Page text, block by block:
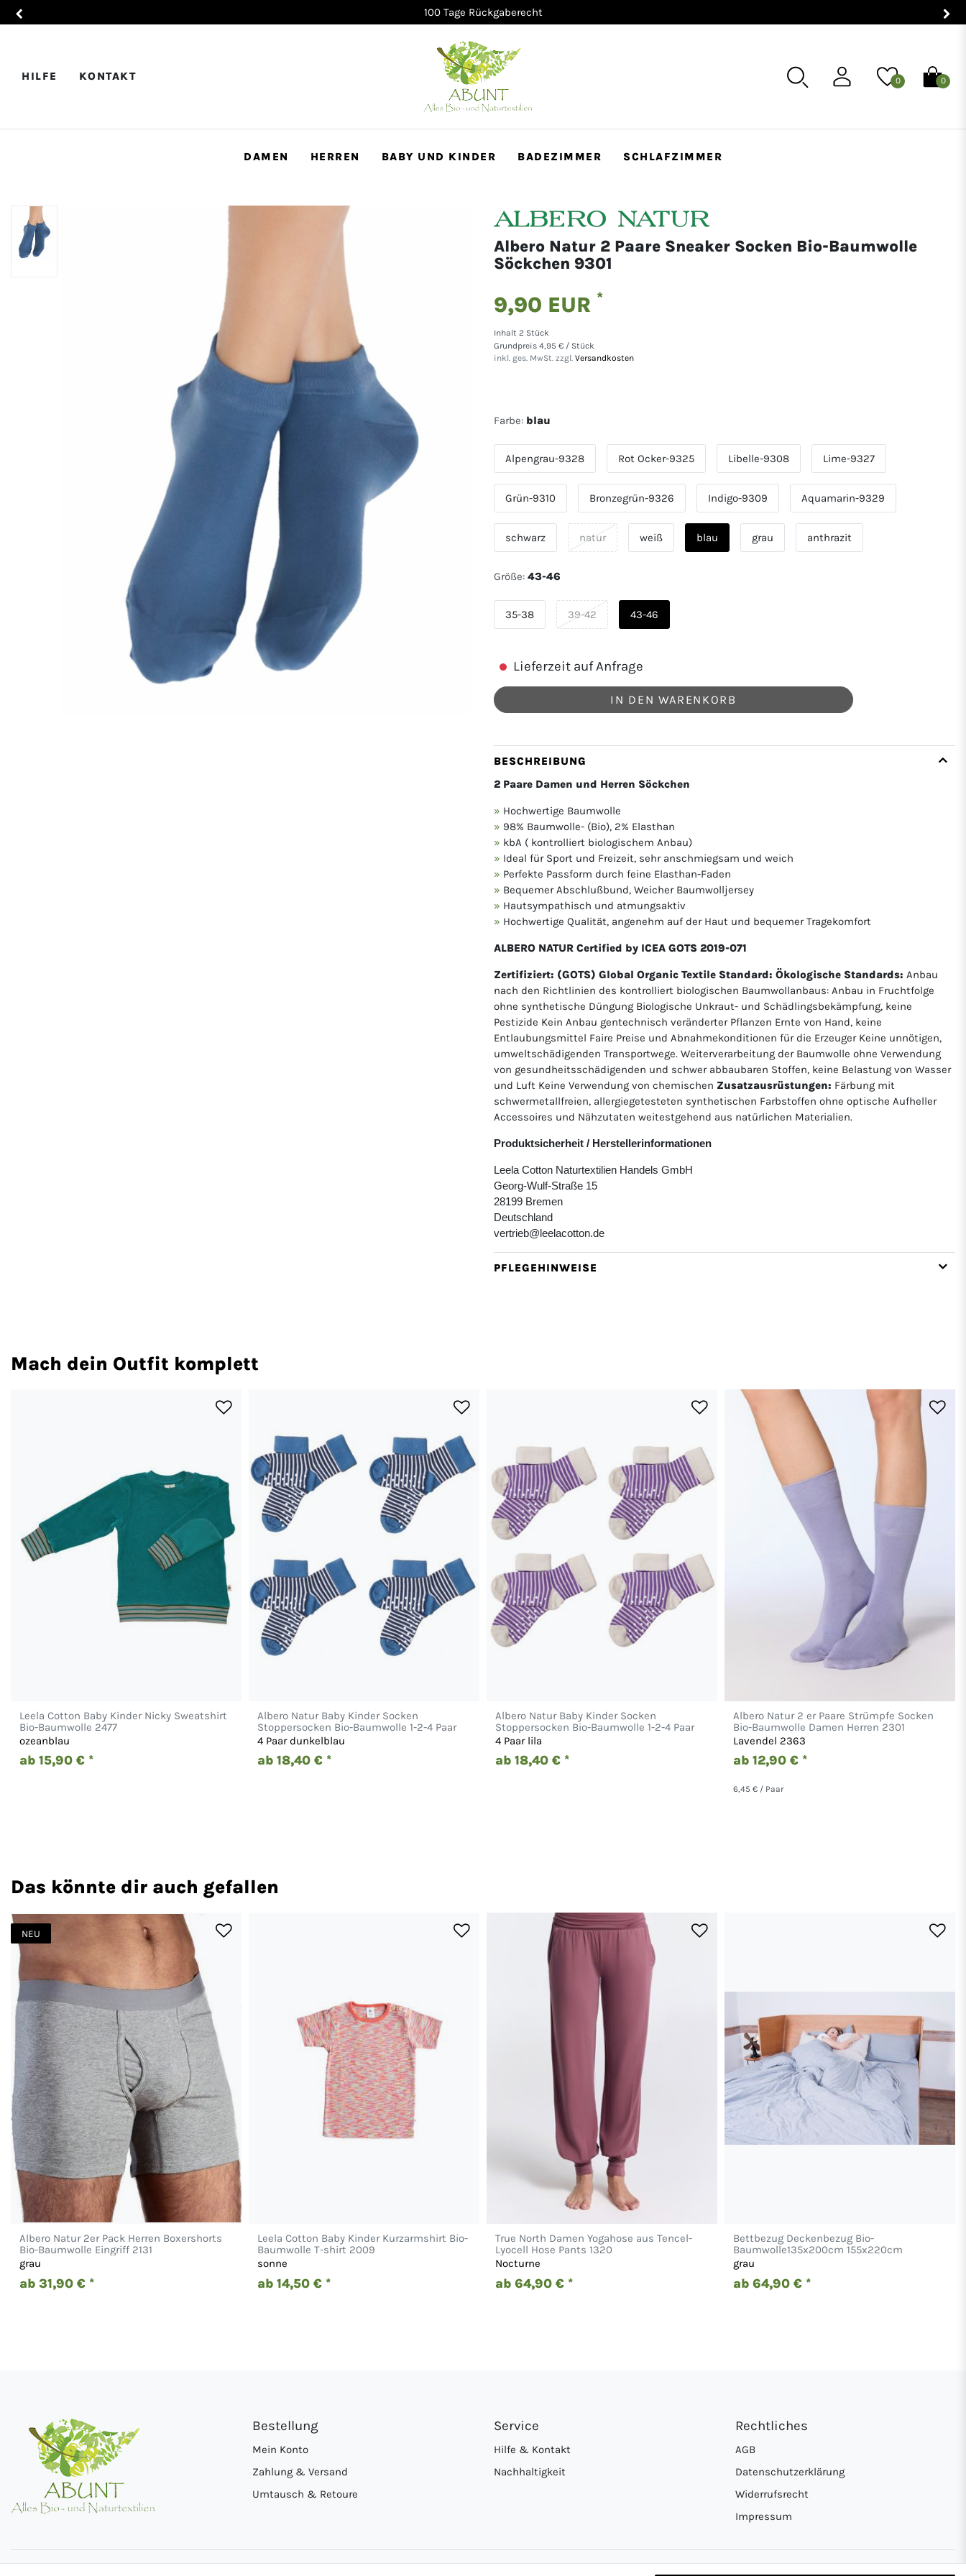
100 Tage Rückgaberecht
HILFE KONTAKT 0 0
DAMEN HERREN BABY UND KINDER BADEZIMMER SCHLAFZIMMER
Albero Natur 2 Paare Sneaker Socken Bio-Baumwolle
Söckchen 9301
9,90 EUR *
Inhalt 2 Stück
Grundpreis 4,95 € / Stück
inkl. ges. MwSt. zzgl. Versandkosten
Farbe: blau
Alpengrau-9328 Rot Ocker-9325 Libelle-9308 Lime-9327
Grün-9310 Bronzegrün-9326 Indigo-9309 Aquamarin-9329
schwarz natur weiß blau grau anthrazit
Größe: 43-46
35-38 39-42 43-46
Lieferzeit auf Anfrage
IN DEN WARENKORB
BESCHREIBUNG
2 Paare Damen und Herren Söckchen
Hochwertige Baumwolle
98% Baumwolle- (Bio), 2% Elasthan
kbA ( kontrolliert biologischem Anbau)
Ideal für Sport und Freizeit, sehr anschmiegsam und weich
Perfekte Passform durch feine Elasthan-Faden
Bequemer Abschlußbund, Weicher Baumwolljersey
Hautsympathisch und atmungsaktiv
Hochwertige Qualität, angenehm auf der Haut und bequemer Tragekomfort
ALBERO NATUR Certified by ICEA GOTS 2019-071
Zertifiziert: (GOTS) Global Organic Textile Standard: Ökologische Standards: Anbau
nach den Richtlinien des kontrolliert biologischen Baumwollanbaus: Anbau in Fruchtfolge
ohne synthetische Düngung Biologische Unkraut- und Schädlingsbekämpfung, keine
Pestizide Kein Anbau gentechnisch veränderter Pflanzen Ernte von Hand, keine
Entlaubungsmittel Faire Preise und Abnahmekonditionen für die Erzeuger Keine unnötigen,
umweltschädigenden Transportwege. Weiterverarbeitung der Baumwolle ohne Verwendung
von gesundheitsschädigenden und schwer abbaubaren Stoffen, keine Belastung von Wasser
und Luft Keine Verwendung von chemischen Zusatzausrüstungen: Färbung mit
schwermetallfreien, allergiegetesteten synthetischen Farbstoffen ohne optische Aufheller
Accessoires und Nähzutaten weitestgehend aus natürlichen Materialien.
Produktsicherheit / Herstellerinformationen
Leela Cotton Naturtextilien Handels GmbH
Georg-Wulf-Straße 15
28199 Bremen
Deutschland
vertrieb@leelacotton.de
PFLEGEHINWEISE
Mach dein Outfit komplett
Leela Cotton Baby Kinder Nicky Sweatshirt
Bio-Baumwolle 2477
ozeanblau
ab 15,90 € *
Albero Natur Baby Kinder Socken
Stoppersocken Bio-Baumwolle 1-2-4 Paar
4 Paar dunkelblau
ab 18,40 € *
Albero Natur Baby Kinder Socken
Stoppersocken Bio-Baumwolle 1-2-4 Paar
4 Paar lila
ab 18,40 € *
Albero Natur 2 er Paare Strümpfe Socken
Bio-Baumwolle Damen Herren 2301
Lavendel 2363
ab 12,90 € *
6,45 € / Paar
Das könnte dir auch gefallen
NEU
Albero Natur 2er Pack Herren Boxershorts
Bio-Baumwolle Eingriff 2131
grau
ab 31,90 € *
Leela Cotton Baby Kinder Kurzarmshirt Bio-
Baumwolle T-shirt 2009
sonne
ab 14,50 € *
True North Damen Yogahose aus Tencel-
Lyocell Hose Pants 1320
Nocturne
ab 64,90 € *
Bettbezug Deckenbezug Bio-
Baumwolle135x200cm 155x220cm
grau
ab 64,90 € *
Bestellung
Mein Konto
Zahlung & Versand
Umtausch & Retoure
Service
Hilfe & Kontakt
Nachhaltigkeit
Rechtliches
AGB
Datenschutzerklärung
Widerrufsrecht
Impressum